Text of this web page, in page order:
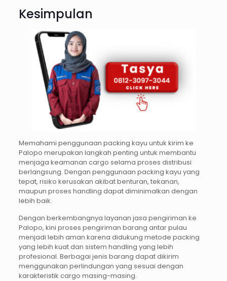
Kesimpulan
Memahami penggunaan packing kayu untuk kirim ke
Palopo merupakan langkah penting untuk membantu
menjaga keamanan cargo selama proses distribusi
berlangsung. Dengan penggunaan packing kayu yang
tepat, risiko kerusakan akibat benturan, tekanan,
maupun proses handling dapat diminimalkan dengan
lebih baik.
Dengan berkembangnya layanan jasa pengiriman ke
Palopo, kini proses pengiriman barang antar pulau
menjadi lebih aman karena didukung metode packing
yang lebih kuat dan sistem handling yang lebih
profesional. Berbagai jenis barang dapat dikirim
menggunakan perlindungan yang sesuai dengan
karakteristik cargo masing-masing.